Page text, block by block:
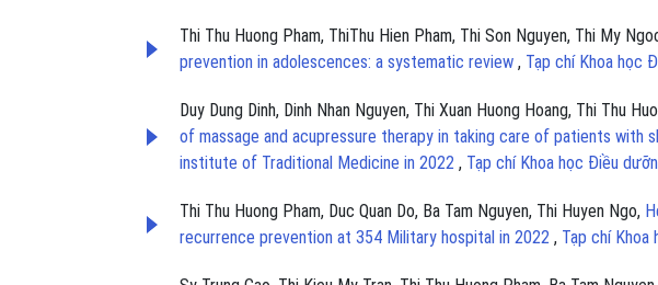
Thi Thu Huong Pham, ThiThu Hien Pham, Thi Son Nguyen, Thi My
prevention in adolescences: a systematic review , Tạp chí Khoa học
Duy Dung Dinh, Dinh Nhan Nguyen, Thi Xuan Huong Hoang, Thi Thu
of massage and acupressure therapy in taking care of patients with
institute of Traditional Medicine in 2022 , Tạp chí Khoa học Điều
Thi Thu Huong Pham, Duc Quan Do, Ba Tam Nguyen, Thi Huyen Ngo,
recurrence prevention at 354 Military hospital in 2022 , Tạp chí Khoa